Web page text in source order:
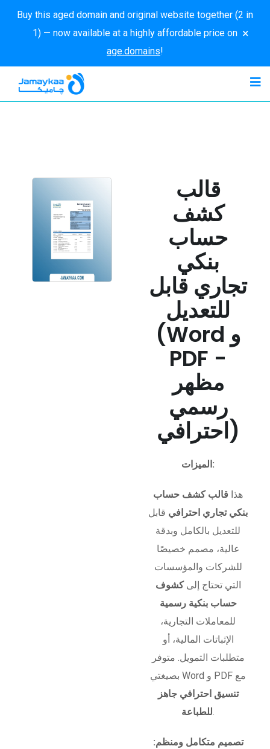
Buy this aged domain and original website together (2 in
1) — now available at a highly affordable price on
age.domains!
×
قالب
كشف
حساب
بنكي
تجاري قابل
للتعديل
(Word و
PDF -
مظهر
رسمي
احترافي)
الميزات:
هذا قالب كشف حساب
بنكي تجاري احترافي قابل
للتعديل بالكامل وبدقة
عالية، مصمم خصيصًا
للشركات والمؤسسات
التي تحتاج إلىكشوف
حساب بنكية رسمية
للمعاملات التجارية،
الإثباتات المالية، أو
متطلبات التمويل. متوفر
بصيغتي Word و PDF مع
تنسيق احترافي جاهز
للطباعة.
تصميم متكامل ومنظم: